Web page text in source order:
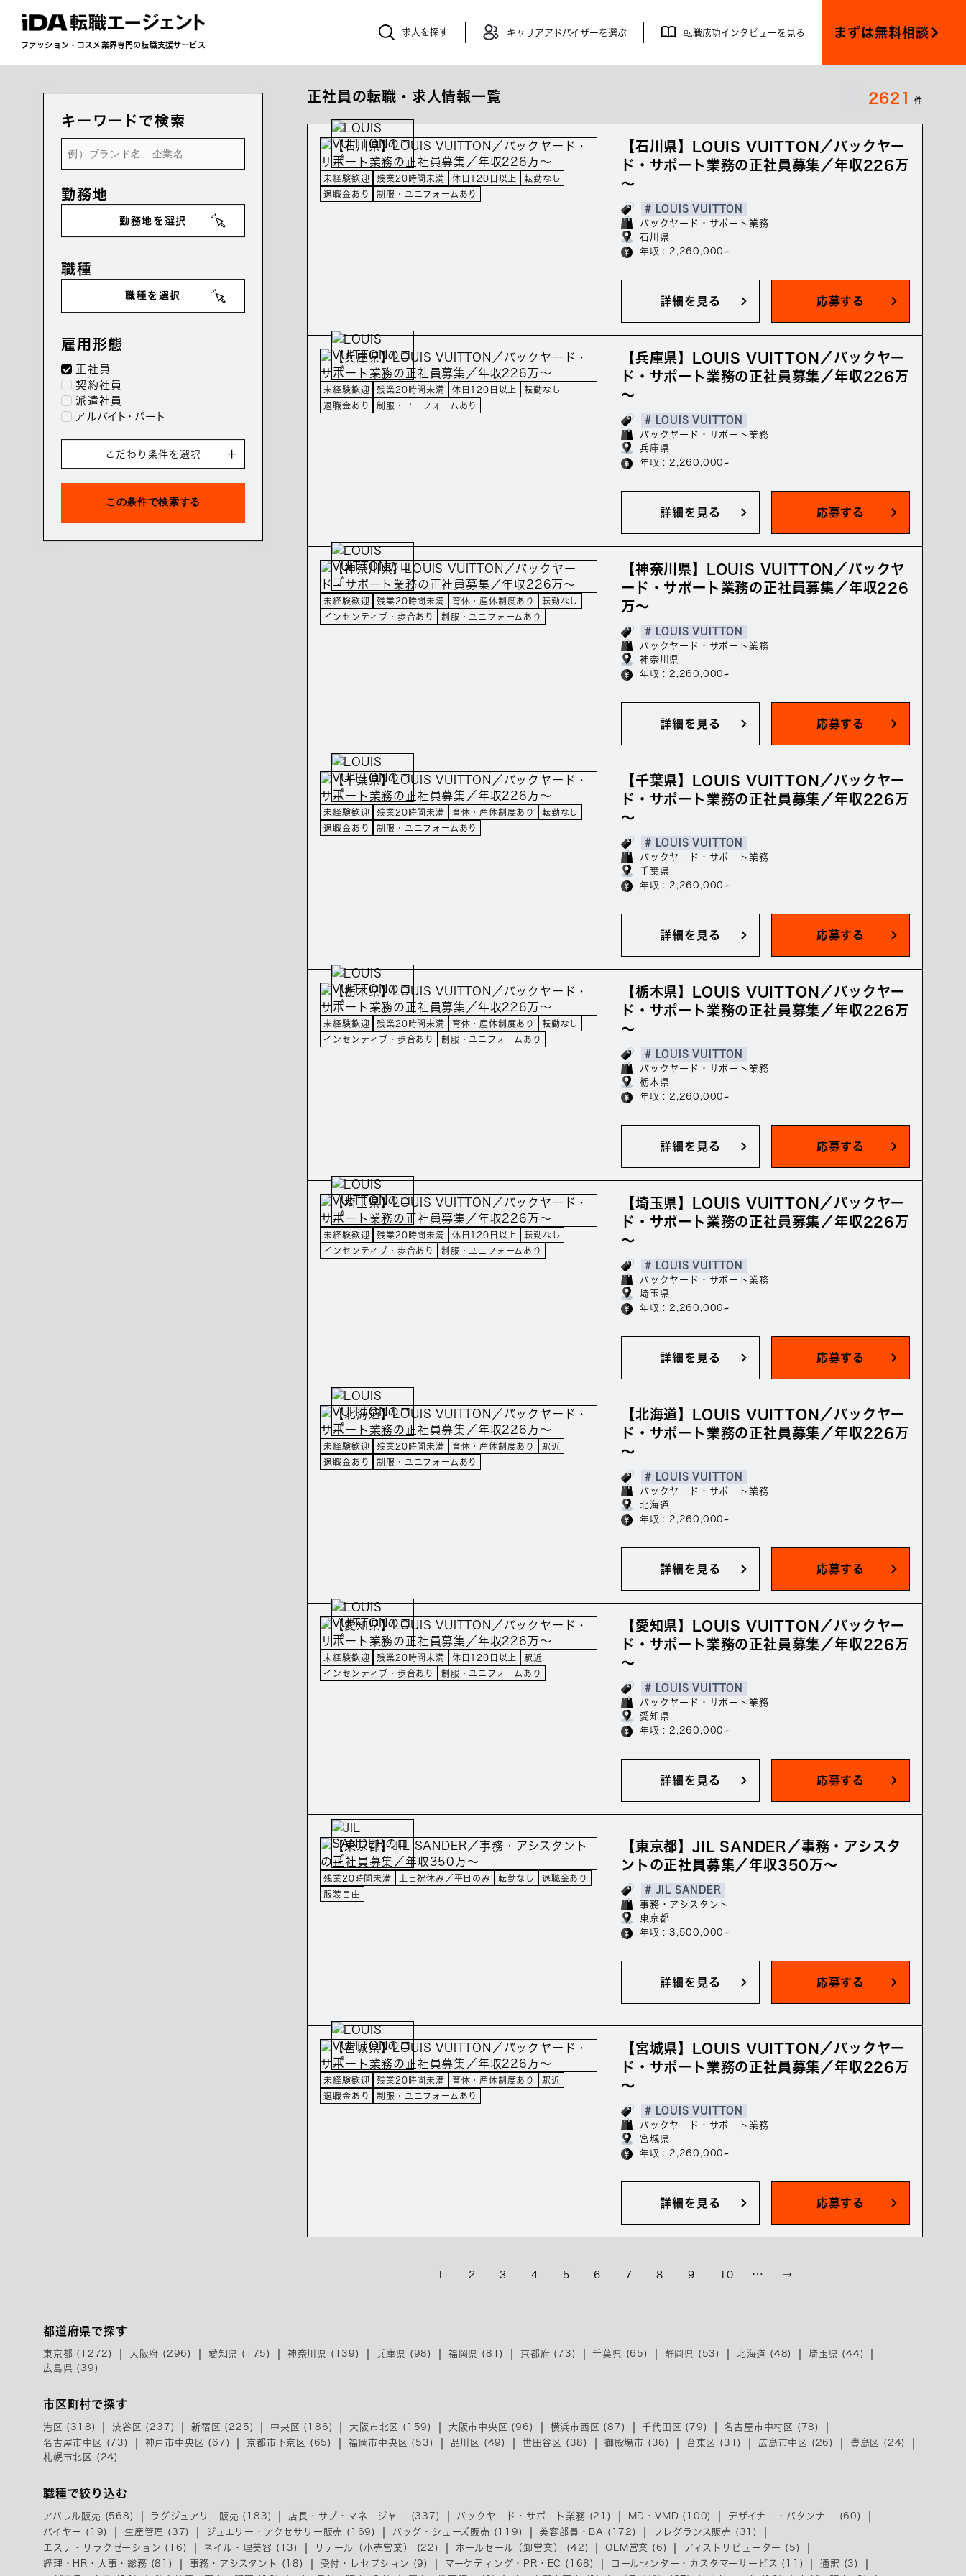
ファッション・コスメ業界専門の転職支援サービス
求人を探す キャリアアドバイザーを選ぶ 転職成功インタビューを見る まずは無料相談
キーワードで検索
勤務地
勤務地を選択
職種
職種を選択
雇用形態
正社員
契約社員
派遣社員
アルバイト・パート
こだわり条件を選択
正社員の転職・求人情報一覧 2621 件
未経験歓迎 残業20時間未満 休日120日以上
転勤なし
退職金あり
制服・ユニフォームあり
【石川県】LOUIS VUITTON／バックヤー
ド・サポート業務の正社員募集／年収226万
～
# LOUIS VUITTON
バックヤード・サポート業務
石川県
年収 : 2,260,000~
詳細を見る 応募する
未経験歓迎 残業20時間未満 休日120日以上
転勤なし
退職金あり
制服・ユニフォームあり
【兵庫県】LOUIS VUITTON／バックヤー
ド・サポート業務の正社員募集／年収226万
～
# LOUIS VUITTON
バックヤード・サポート業務
兵庫県
年収 : 2,260,000~
詳細を見る 応募する
未経験歓迎 残業20時間未満 育休・産休制度あり
転勤なし
インセンティブ・歩合あり
制服・ユニフォームあり
【神奈川県】LOUIS VUITTON／バックヤ
ード・サポート業務の正社員募集／年収226
万～
# LOUIS VUITTON
バックヤード・サポート業務
神奈川県
年収 : 2,260,000~
詳細を見る 応募する
未経験歓迎 残業20時間未満 育休・産休制度あり
転勤なし
退職金あり
制服・ユニフォームあり
【千葉県】LOUIS VUITTON／バックヤー
ド・サポート業務の正社員募集／年収226万
～
# LOUIS VUITTON
バックヤード・サポート業務
千葉県
年収 : 2,260,000~
詳細を見る 応募する
未経験歓迎 残業20時間未満 育休・産休制度あり
転勤なし
インセンティブ・歩合あり
制服・ユニフォームあり
【栃木県】LOUIS VUITTON／バックヤー
ド・サポート業務の正社員募集／年収226万
～
# LOUIS VUITTON
バックヤード・サポート業務
栃木県
年収 : 2,260,000~
詳細を見る 応募する
未経験歓迎 残業20時間未満 休日120日以上
転勤なし
インセンティブ・歩合あり
制服・ユニフォームあり
【埼玉県】LOUIS VUITTON／バックヤー
ド・サポート業務の正社員募集／年収226万
～
# LOUIS VUITTON
バックヤード・サポート業務
埼玉県
年収 : 2,260,000~
詳細を見る 応募する
未経験歓迎 残業20時間未満 育休・産休制度あり
駅近
退職金あり
制服・ユニフォームあり
【北海道】LOUIS VUITTON／バックヤー
ド・サポート業務の正社員募集／年収226万
～
# LOUIS VUITTON
バックヤード・サポート業務
北海道
年収 : 2,260,000~
詳細を見る 応募する
未経験歓迎 残業20時間未満 休日120日以上
駅近
インセンティブ・歩合あり
制服・ユニフォームあり
【愛知県】LOUIS VUITTON／バックヤー
ド・サポート業務の正社員募集／年収226万
～
# LOUIS VUITTON
バックヤード・サポート業務
愛知県
年収 : 2,260,000~
詳細を見る 応募する
残業20時間未満 土日祝休み／平日のみ 転勤なし
退職金あり
服装自由
【東京都】JIL SANDER／事務・アシスタ
ントの正社員募集／年収350万～
# JIL SANDER
事務・アシスタント
東京都
年収 : 3,500,000~
詳細を見る 応募する
未経験歓迎 残業20時間未満 育休・産休制度あり
駅近
退職金あり
制服・ユニフォームあり
【宮城県】LOUIS VUITTON／バックヤー
ド・サポート業務の正社員募集／年収226万
～
# LOUIS VUITTON
バックヤード・サポート業務
宮城県
年収 : 2,260,000~
詳細を見る 応募する
2 3 4 5 6 7 8 9 10 … →
都道府県で探す
東京都 (1272) 大阪府 (296) 愛知県 (175) 神奈川県 (139) 兵庫県 (98) 福岡県 (81) 京都府 (73) 千葉県 (65) 静岡県 (53) 北海道 (48)
埼玉県 (44)
広島県 (39)
市区町村で探す
港区 (318) 渋谷区 (237) 新宿区 (225) 中央区 (186) 大阪市北区 (159) 大阪市中央区 (96) 横浜市西区 (87) 千代田区 (79)
名古屋市中村区 (78)
名古屋市中区 (73)
神戸市中央区 (67) 京都市下京区 (65) 福岡市中央区 (53) 品川区 (49) 世田谷区 (38) 御殿場市 (36) 台東区 (31) 広島市中区 (26)
豊島区 (24)
札幌市北区 (24)
職種で絞り込む
アパレル販売 (568) ラグジュアリー販売 (183) 店長・サブ・マネージャー (337) バックヤード・サポート業務 (21) MD・VMD (100)
デザイナー・パタンナー (60)
バイヤー (19)
生産管理 (37) ジュエリー・アクセサリー販売 (169) バッグ・シューズ販売 (119) 美容部員・BA (172)
フレグランス販売 (31)
エステ・リラクゼーション (16)
ネイル・理美容 (13) リテール（小売営業） (22) ホールセール（卸営業） (42) OEM営業 (6)
ディストリビューター (5)
経理・HR・人事・総務 (81)
事務・アシスタント (18) 受付・レセプション (9) マーケティング・PR・EC (168) コールセンター・カスタマーサービス (11)
通訳 (3)